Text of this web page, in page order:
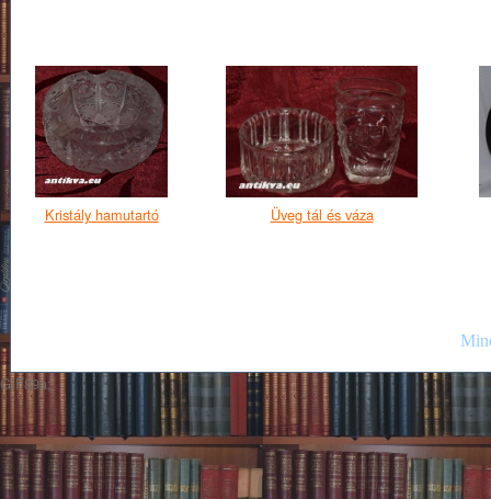
Kristály hamutartó Üveg tál és váza
GIF89a;